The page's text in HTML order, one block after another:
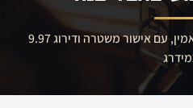
שירות מנעולן מקצועי, מהיר ואמין, עם אישור משטרה ודירוג 9.97